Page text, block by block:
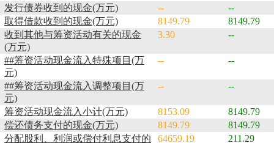
发行债券收到的现金(万元) --
--
取得借款收到的现金(万元)
8149.79
8149.79
收到其他与筹资活动有关的现金
(万元)
3.30 --
##筹资活动现金流入特殊项目(万
元)
-- --
##筹资活动现金流入调整项目(万
元)
-- --
筹资活动现金流入小计(万元) 8153.09
8149.79
偿还债务支付的现金(万元)
8149.79
8149.79
分配股利、利润或偿付利息支付的
64659.19 211.29